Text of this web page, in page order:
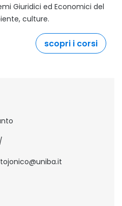
Giuridici ed Economici del
culture.
scopri i corsi